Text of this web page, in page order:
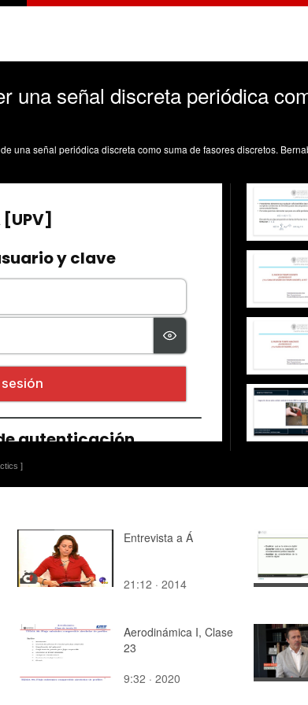
una señal discreta periódica
]
Entrevista a Á
21:12 · 2014
Aerodinámica I, Clase
23
9:32 · 2020